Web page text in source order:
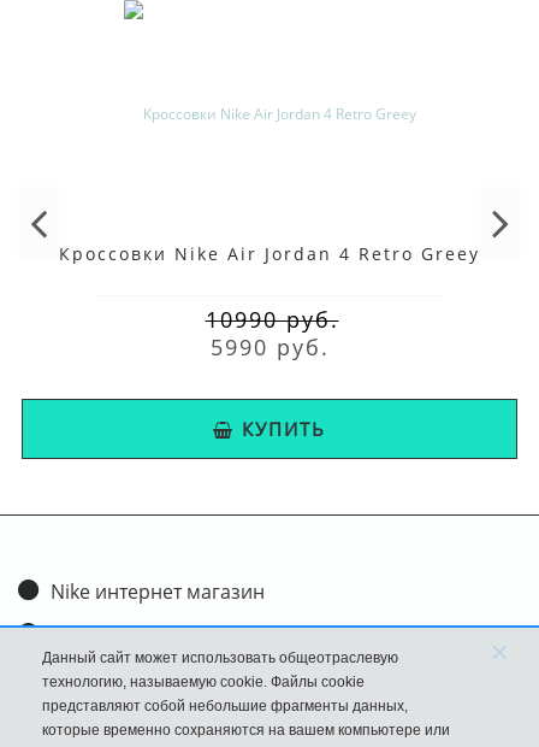
Кроссовки Nike Air Jordan 4 Retro Greey
10990 руб.
5990 руб.
КУПИТЬ
Nike интернет магазин
Доставка и оплата
Обмен и возврат
Размеры
Данный сайт может использовать общеотраслевую
технологию, называемую cookie. Файлы cookie
представляют собой небольшие фрагменты данных,
которые временно сохраняются на вашем компьютере или
×